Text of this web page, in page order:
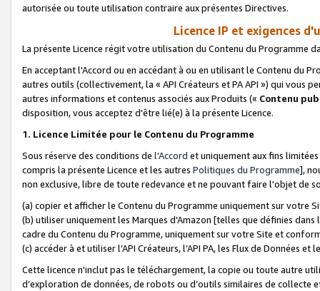
autorisée ou toute utilisation contraire aux présentes Directives.
Licence IP et exigences
La présente Licence régit votre utilisation du Contenu du Programme
En acceptant l'Accord ou en accédant à ou en utilisant le Contenu du
autres outils (collectivement, la « API Créateurs et PA API ») qui vous
autres informations et contenus associés aux Produits (« Contenu
disposition, vous acceptez d'être lié(e) à la présente Licence.
1. Licence Limitée pour le Contenu du Programme
Sous réserve des conditions de l'Accord et uniquement aux fins
compris la présente Licence et les autres Politiques du Programme],
non exclusive, libre de toute redevance et ne pouvant faire l'objet de
(a) copier et afficher le Contenu du Programme uniquement sur votre
(b) utiliser uniquement les Marques d'Amazon [telles que définies dans
cadre du Contenu du Programme, uniquement sur votre Site et
(c) accéder à et utiliser l’API Créateurs, l’API PA, les Flux de Données
Cette licence n'inclut pas le téléchargement, la copie ou toute autre
d’exploration de données, de robots ou d’outils similaires de